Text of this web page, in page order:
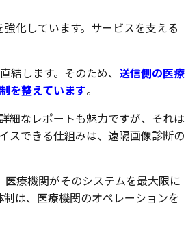
化しています。サービスを支える
します。そのため、 送信側の医療
を整えています。
細なレポートも魅力ですが、それは
スできる仕組みは、遠隔画像診断の
療機関がそのシステムを最大限に
は、医療機関のオペレーションを